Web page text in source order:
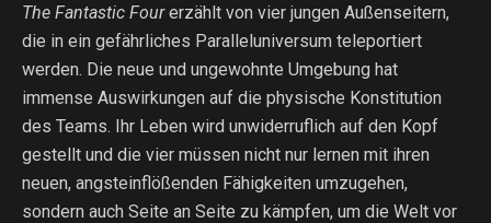
The Fantastic Fourerzählt von vier jungen Außenseitern,
die in ein gefährliches Paralleluniversum teleportiert
werden. Die neue und ungewohnte Umgebung hat
immense Auswirkungen auf die physische Konstitution
des Teams. Ihr Leben wird unwiderruflich auf den Kopf
gestellt und die vier müssen nicht nur lernen mit ihren
neuen, angsteinflößenden Fähigkeiten umzugehen,
sondern auch Seite an Seite zu kämpfen, um die Welt vor